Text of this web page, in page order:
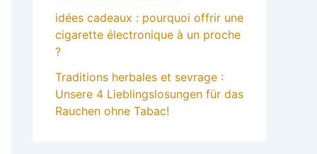
idées cadeaux : pourquoi offrir une
cigarette électronique à un proche
?
Traditions herbales et sevrage :
Unsere 4 Lieblingslosungen für das
Rauchen ohne Tabac!